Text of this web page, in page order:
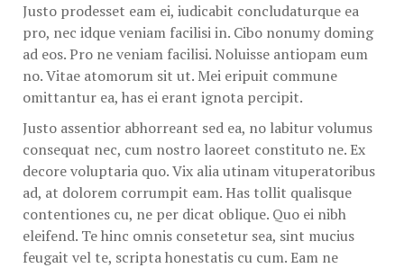
Justo prodesset eam ei, iudicabit concludaturque ea
pro, nec idque veniam facilisi in. Cibo nonumy doming
ad eos. Pro ne veniam facilisi. Noluisse antiopam eum
no. Vitae atomorum sit ut. Mei eripuit commune
omittantur ea, has ei erant ignota percipit.
Justo assentior abhorreant sed ea, no labitur volumus
consequat nec, cum nostro laoreet constituto ne. Ex
decore voluptaria quo. Vix alia utinam vituperatoribus
ad, at dolorem corrumpit eam. Has tollit qualisque
contentiones cu, ne per dicat oblique. Quo ei nibh
eleifend. Te hinc omnis consetetur sea, sint mucius
feugait vel te, scripta honestatis cu cum. Eam ne